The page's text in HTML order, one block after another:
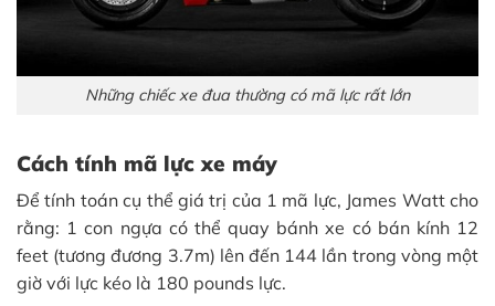
Những chiếc xe đua thường có mã lực rất lớn
Cách tính mã lực xe máy
Để tính toán cụ thể giá trị của 1 mã lực, James Watt cho
rằng: 1 con ngựa có thể quay bánh xe có bán kính 12
feet (tương đương 3.7m) lên đến 144 lần trong vòng một
giờ với lực kéo là 180 pounds lực.